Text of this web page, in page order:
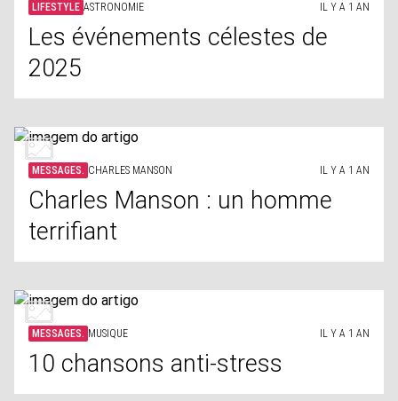
LIFESTYLE ASTRONOMIE IL Y A 1 AN
Les événements célestes de
2025
MESSAGES. CHARLES MANSON IL Y A 1 AN
Charles Manson : un homme
terrifiant
MESSAGES. MUSIQUE IL Y A 1 AN
10 chansons anti-stress